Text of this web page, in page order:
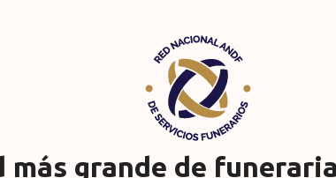
más grande de